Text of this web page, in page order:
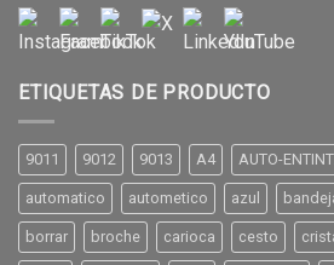
ETIQUETAS DE PRODUCTO
9011 9012 9013 A4 AUTO-
automatico autometico azul
borrar broche carioca cesto